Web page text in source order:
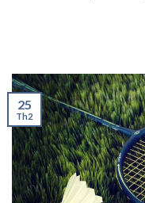
25
Th2